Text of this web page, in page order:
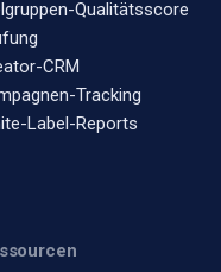
Qualitätsscore
CRM
Tracking
Label-Reports